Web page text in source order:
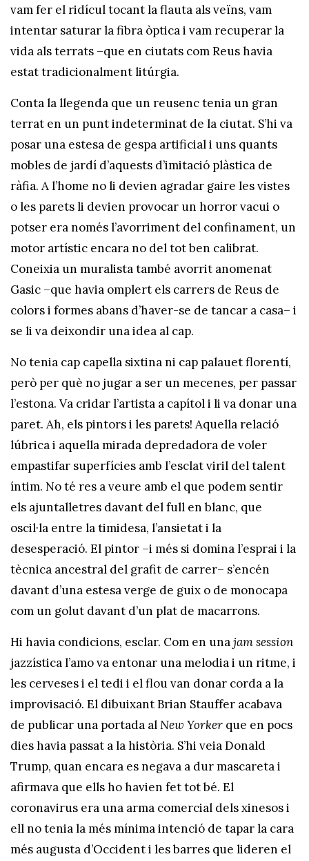
vam fer el ridícul tocant la flauta als veïns, vam
intentar saturar la fibra òptica i vam recuperar la
vida als terrats –que en ciutats com Reus havia
estat tradicionalment litúrgia.
Conta la llegenda que un reusenc tenia un gran
terrat en un punt indeterminat de la ciutat. S’hi va
posar una estesa de gespa artificial i uns quants
mobles de jardí d’aquests d’imitació plàstica de
ràfia. A l’home no li devien agradar gaire les vistes
o les parets li devien provocar un horror vacui o
potser era només l’avorriment del confinament, un
motor artístic encara no del tot ben calibrat.
Coneixia un muralista també avorrit anomenat
Gasic –que havia omplert els carrers de Reus de
colors i formes abans d’haver-se de tancar a casa– i
se li va deixondir una idea al cap.
No tenia cap capella sixtina ni cap palauet florentí,
però per què no jugar a ser un mecenes, per passar
l’estona. Va cridar l’artista a capítol i li va donar una
paret. Ah, els pintors i les parets! Aquella relació
lúbrica i aquella mirada depredadora de voler
empastifar superfícies amb l’esclat viril del talent
íntim. No té res a veure amb el que podem sentir
els ajuntalletres davant del full en blanc, que
oscil·la entre la timidesa, l’ansietat i la
desesperació. El pintor –i més si domina l’esprai i la
tècnica ancestral del grafit de carrer– s’encén
davant d’una estesa verge de guix o de monocapa
com un golut davant d’un plat de macarrons.
Hi havia condicions, esclar. Com en unajam session
jazzística l’amo va entonar una melodia i un ritme, i
les cerveses i el tedi i el flou van donar corda a la
improvisació. El dibuixant Brian Stauffer acabava
de publicar una portada alNew Yorker que en pocs
dies havia passat a la història. S’hi veia Donald
Trump, quan encara es negava a dur mascareta i
afirmava que ells ho havien fet tot bé. El
coronavirus era una arma comercial dels xinesos i
ell no tenia la més mínima intenció de tapar la cara
més augusta d’Occident i les barres que lideren el